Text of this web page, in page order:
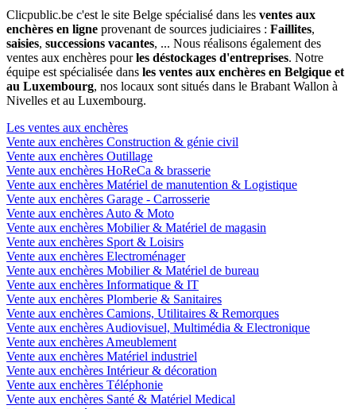
Clicpublic.be c'est le site Belge spécialisé dans les ventes aux
enchères en ligne provenant de sources judiciaires : Faillites,
saisies, successions vacantes, ... Nous réalisons également des
ventes aux enchères pourles déstockages d'entreprises. Notre
équipe est spécialisée dans les ventes aux enchères en Belgique et
au Luxembourg, nos locaux sont situés dans le Brabant Wallon à
Nivelles et au Luxembourg.
Les ventes aux enchères
Vente aux enchères Construction & génie civil
Vente aux enchères Outillage
Vente aux enchères HoReCa & brasserie
Vente aux enchères Matériel de manutention & Logistique
Vente aux enchères Garage - Carrosserie
Vente aux enchères Auto & Moto
Vente aux enchères Mobilier & Matériel de magasin
Vente aux enchères Sport & Loisirs
Vente aux enchères Electroménager
Vente aux enchères Mobilier & Matériel de bureau
Vente aux enchères Informatique & IT
Vente aux enchères Plomberie & Sanitaires
Vente aux enchères Camions, Utilitaires & Remorques
Vente aux enchères Audiovisuel, Multimédia & Electronique
Vente aux enchères Ameublement
Vente aux enchères Matériel industriel
Vente aux enchères Intérieur & décoration
Vente aux enchères Téléphonie
Vente aux enchères Santé & Matériel Medical